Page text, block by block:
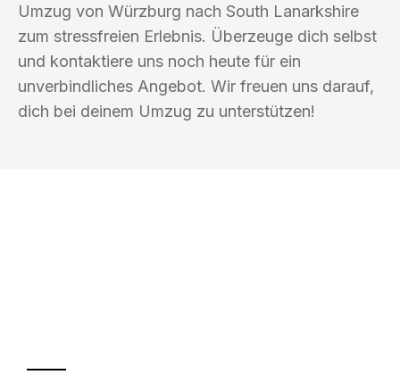
Umzug von Würzburg nach South Lanarkshire
zum stressfreien Erlebnis. Überzeuge dich selbst
und kontaktiere uns noch heute für ein
unverbindliches Angebot. Wir freuen uns darauf,
dich bei deinem Umzug zu unterstützen!